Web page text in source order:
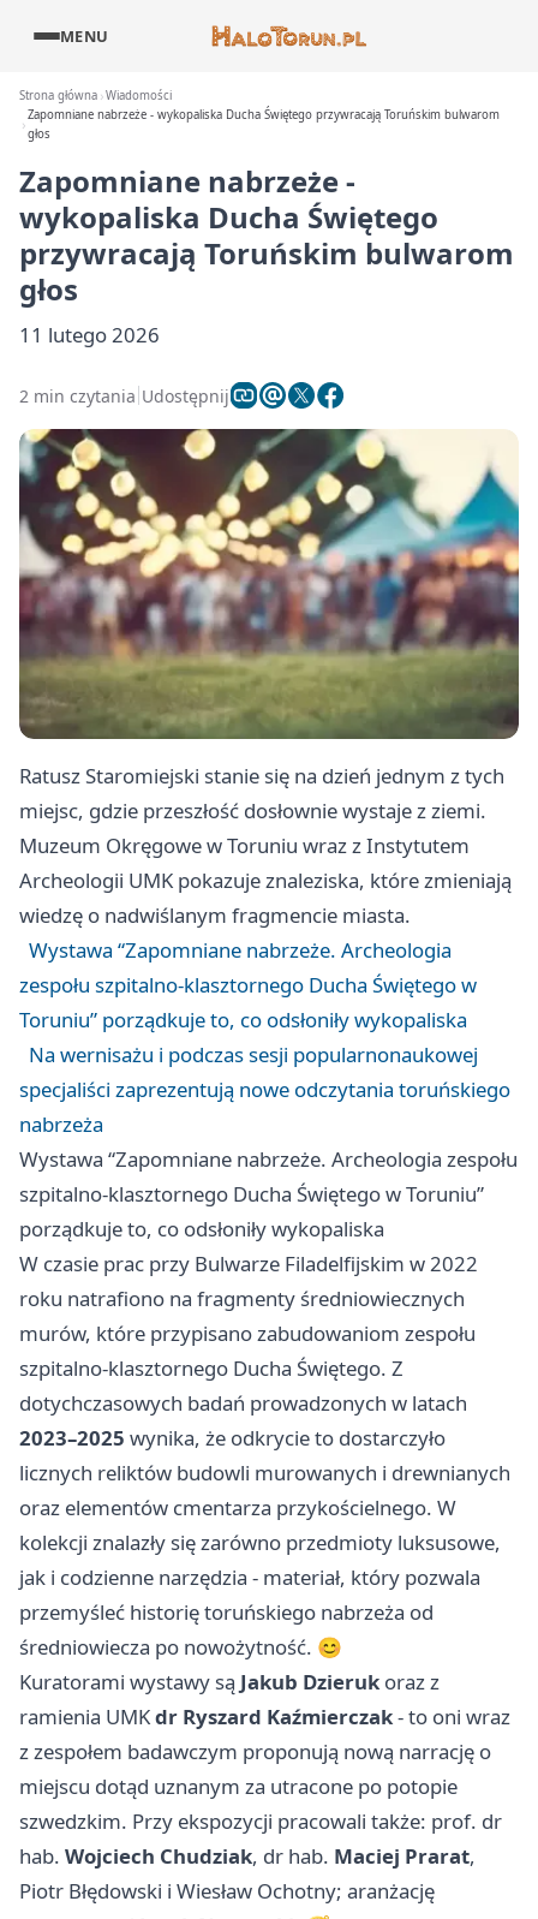
MENU
Strona główna Wiadomości
Zapomniane nabrzeże - wykopaliska Ducha Świętego przywracają Toruńskim bulwarom
głos
Zapomniane nabrzeże -
wykopaliska Ducha Świętego
przywracają Toruńskim bulwarom
głos
11 lutego 2026
2 min czytania Udostępnij
Ratusz Staromiejski stanie się na dzień jednym z tych
miejsc, gdzie przeszłość dosłownie wystaje z ziemi.
Muzeum Okręgowe w Toruniu wraz z Instytutem
Archeologii UMK pokazuje znaleziska, które zmieniają
wiedzę o nadwiślanym fragmencie miasta.
Wystawa “Zapomniane nabrzeże. Archeologia
zespołu szpitalno-klasztornego Ducha Świętego w
Toruniu” porządkuje to, co odsłoniły wykopaliska
Na wernisażu i podczas sesji popularnonaukowej
specjaliści zaprezentują nowe odczytania toruńskiego
nabrzeża
Wystawa “Zapomniane nabrzeże. Archeologia zespołu
szpitalno-klasztornego Ducha Świętego w Toruniu”
porządkuje to, co odsłoniły wykopaliska
W czasie prac przy Bulwarze Filadelfijskim w 2022
roku natrafiono na fragmenty średniowiecznych
murów, które przypisano zabudowaniom zespołu
szpitalno-klasztornego Ducha Świętego. Z
dotychczasowych badań prowadzonych w latach
2023–2025 wynika, że odkrycie to dostarczyło
licznych reliktów budowli murowanych i drewnianych
oraz elementów cmentarza przykościelnego. W
kolekcji znalazły się zarówno przedmioty luksusowe,
jak i codzienne narzędzia - materiał, który pozwala
przemyśleć historię toruńskiego nabrzeża od
średniowiecza po nowożytność. 😊
Kuratorami wystawy są Jakub Dzieruk oraz z
ramienia UMKdr Ryszard Kaźmierczak- to oni wraz
z zespołem badawczym proponują nową narrację o
miejscu dotąd uznanym za utracone po potopie
szwedzkim. Przy ekspozycji pracowali także: prof. dr
hab. Wojciech Chudziak, dr hab. Maciej Prarat,
Piotr Błędowski i Wiesław Ochotny; aranżację